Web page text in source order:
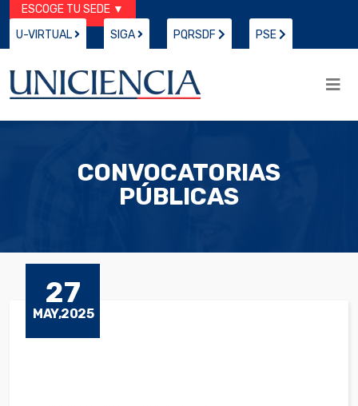
ESCOGE TU SEDE ▼
U-VIRTUAL
SIGA PQRSDF PSE
CONVOCATORIAS
PÚBLICAS
27
MAY,2025